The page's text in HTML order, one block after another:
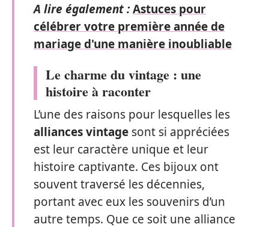
A lire également :Astuces pour
célébrer votre première année de
mariage d'une manière inoubliable
Le charme du vintage : une
histoire à raconter
L’une des raisons pour lesquelles les
alliances vintage sont si appréciées
est leur caractère unique et leur
histoire captivante. Ces bijoux ont
souvent traversé les décennies,
portant avec eux les souvenirs d’un
autre temps. Que ce soit une alliance